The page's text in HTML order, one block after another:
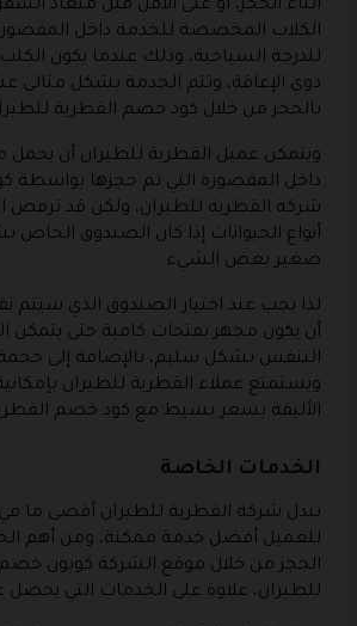
أثناء الحجز، أو على الأقل قبل ميعاد
الكلاب المخصصة للخدمة داخل
للدرجة السياحية، وذلك عندما يكون
ذوي الإعاقة، وتتم الخدمة بشكل مثالي
بالحجز من خلال كود خصم القطرية للطيران
ويتمكن عميل القطرية للطيران أن
داخل المقصورة التي تم حجزها
شركة القطرية للطيران، ولكن قد
أنواع الحيوانات إذا كان الصندوق الخاص
صغير بعض الشيء.
لذا يجب عند اختيار الصندوق الذي سيتم
أن يكون مجهز بفتحات كافية حتى يتمكن
التنفس بشكل سليم، بالإضافة إلى
ويستمتع عملاء القطرية للطيران
الأليفة بسعر بسيط مع كود خصم
الخدمات الخاصة
تبذل شركة القطرية للطيران أقصى ما
للعميل أفضل خدمة ممكنة، ومن أهم
الحجز من خلال موقع الشركة كوبون خصم
للطيران، علاوة على الخدمات التي يحصل